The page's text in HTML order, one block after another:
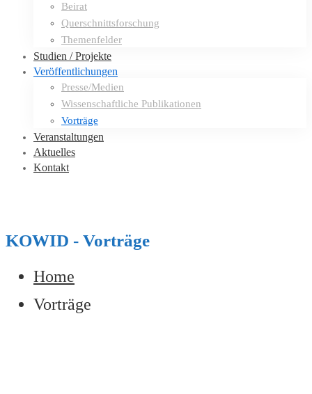
Beirat
Querschnittsforschung
Themenfelder
Studien / Projekte
Veröffentlichungen
Presse/Medien
Wissenschaftliche Publikationen
Vorträge
Veranstaltungen
Aktuelles
Kontakt
KOWID - Vorträge
Home
Vorträge